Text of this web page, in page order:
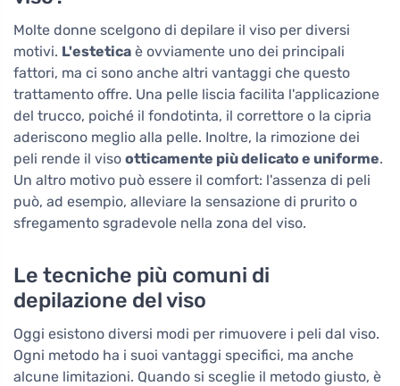
Molte donne scelgono di depilare il viso per diversi
motivi. L'estetica è ovviamente uno dei principali
fattori, ma ci sono anche altri vantaggi che questo
trattamento offre. Una pelle liscia facilita l'applicazione
del trucco, poiché il fondotinta, il correttore o la cipria
aderiscono meglio alla pelle. Inoltre, la rimozione dei
peli rende il viso otticamente più delicato e uniforme.
Un altro motivo può essere il comfort: l'assenza di peli
può, ad esempio, alleviare la sensazione di prurito o
sfregamento sgradevole nella zona del viso.
Le tecniche più comuni di
depilazione del viso
Oggi esistono diversi modi per rimuovere i peli dal viso.
Ogni metodo ha i suoi vantaggi specifici, ma anche
alcune limitazioni. Quando si sceglie il metodo giusto, è